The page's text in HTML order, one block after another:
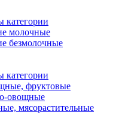
категории
молочные
безмолочные
категории
фруктовые
овощные
мясорастительные